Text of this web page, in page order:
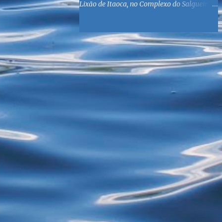
Lixão de Itaoca, no Complexo do Salgueiro,
catadores locais, como comida e material
higiênico, além de atendimento médico. O
Fórum Local espera contar com a
participação de ONGs locais e da população
Feliciano Sodré 82, Sala 104 – Centro, no
horário 9h às 17h, de segunda a sexta. Mais
pelo telefone (21) 3474-1004 e pelo e-mail
agenda21sg@r7.com . O Lixão do Salgueiro
foi fechado em fevereiro por determinação
do Governo Federal, que está instituindo o
fim de lixões no Brasil até 2014. Os
habitantes da região que viviam do lixo há
mais de 40 anos - selecionando roupas e